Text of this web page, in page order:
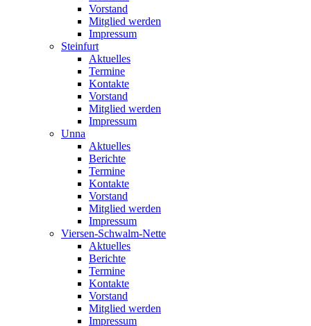
Vorstand
Mitglied werden
Impressum
Steinfurt
Aktuelles
Termine
Kontakte
Vorstand
Mitglied werden
Impressum
Unna
Aktuelles
Berichte
Termine
Kontakte
Vorstand
Mitglied werden
Impressum
Viersen-Schwalm-Nette
Aktuelles
Berichte
Termine
Kontakte
Vorstand
Mitglied werden
Impressum